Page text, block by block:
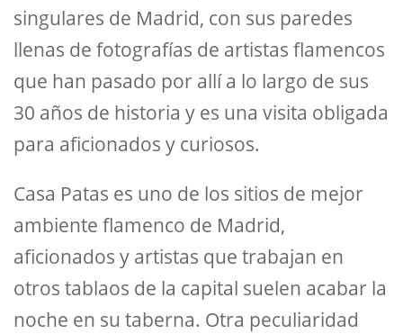
singulares de Madrid, con sus paredes
llenas de fotografías de artistas flamencos
que han pasado por allí a lo largo de sus
30 años de historia y es una visita obligada
para aficionados y curiosos.
Casa Patas es uno de los sitios de mejor
ambiente flamenco de Madrid,
aficionados y artistas que trabajan en
otros tablaos de la capital suelen acabar la
noche en su taberna. Otra peculiaridad